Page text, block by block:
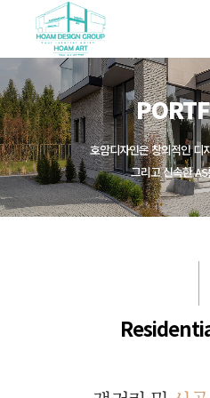
호암디자인은 창의적인 디
그리고 신속한